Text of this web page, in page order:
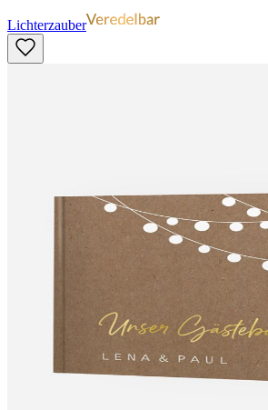
Lichterzauber